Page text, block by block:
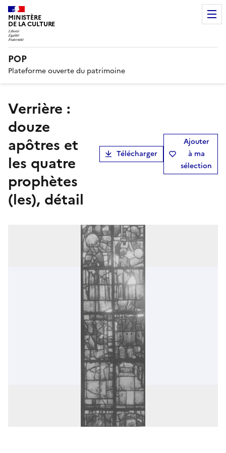
MINISTÈRE
DE LA CULTURE
POP
Plateforme ouverte du patrimoine
verrière :
douze
apôtres et
les quatre
prophètes
(les), détail
Télécharger
Ajouter
à ma
sélection